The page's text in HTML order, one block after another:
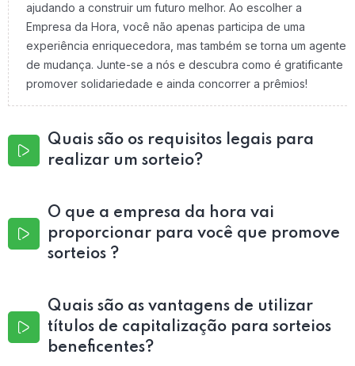
ajudando a construir um futuro melhor. Ao escolher a
Empresa da Hora, você não apenas participa de uma
experiência enriquecedora, mas também se torna um agente
de mudança. Junte-se a nós e descubra como é gratificante
promover solidariedade e ainda concorrer a prêmios!
Quais são os requisitos legais para
realizar um sorteio?
O que a empresa da hora vai
proporcionar para você que promove
sorteios ?
Quais são as vantagens de utilizar
títulos de capitalização para sorteios
beneficentes?